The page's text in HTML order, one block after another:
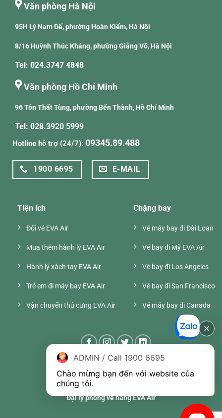
Văn phòng Hà Nội
95H Lý Nam Đế, phường Hoàn Kiếm, Hà Nội
8/16 Huỳnh Thúc Kháng, phường Giảng Võ, Hà Nội
Tel: 024.3747 4848
Văn phòng Hồ Chí Minh
96 Tôn Thất Tùng, phường Bến Thành, Hồ Chí Minh
Tel: 028.3920 5999
Hotline hỗ trợ (24/7): 09345.89.488
1900 6695 E-MAIL
Tiện ích
Đổi vé EVA Air
Mua thêm hành lý EVA Air
Hành lý xách tay EVA Air
Trẻ em đi máy bay EVA Air
Vận chuyển thú cưng EVA Air
Chặng bay
Vé máy bay đi Đài Loan
Vé bay đi Mỹ EVA Air
Vé bay đi Los Angeles
Vé bay đi San Francisco
Vé máy bay đi Canada
Đại lý phòng vé hãng EVA Air
ADMIN / Call 1900 6695
Chào mừng bạn đến với website của
chúng tôi.